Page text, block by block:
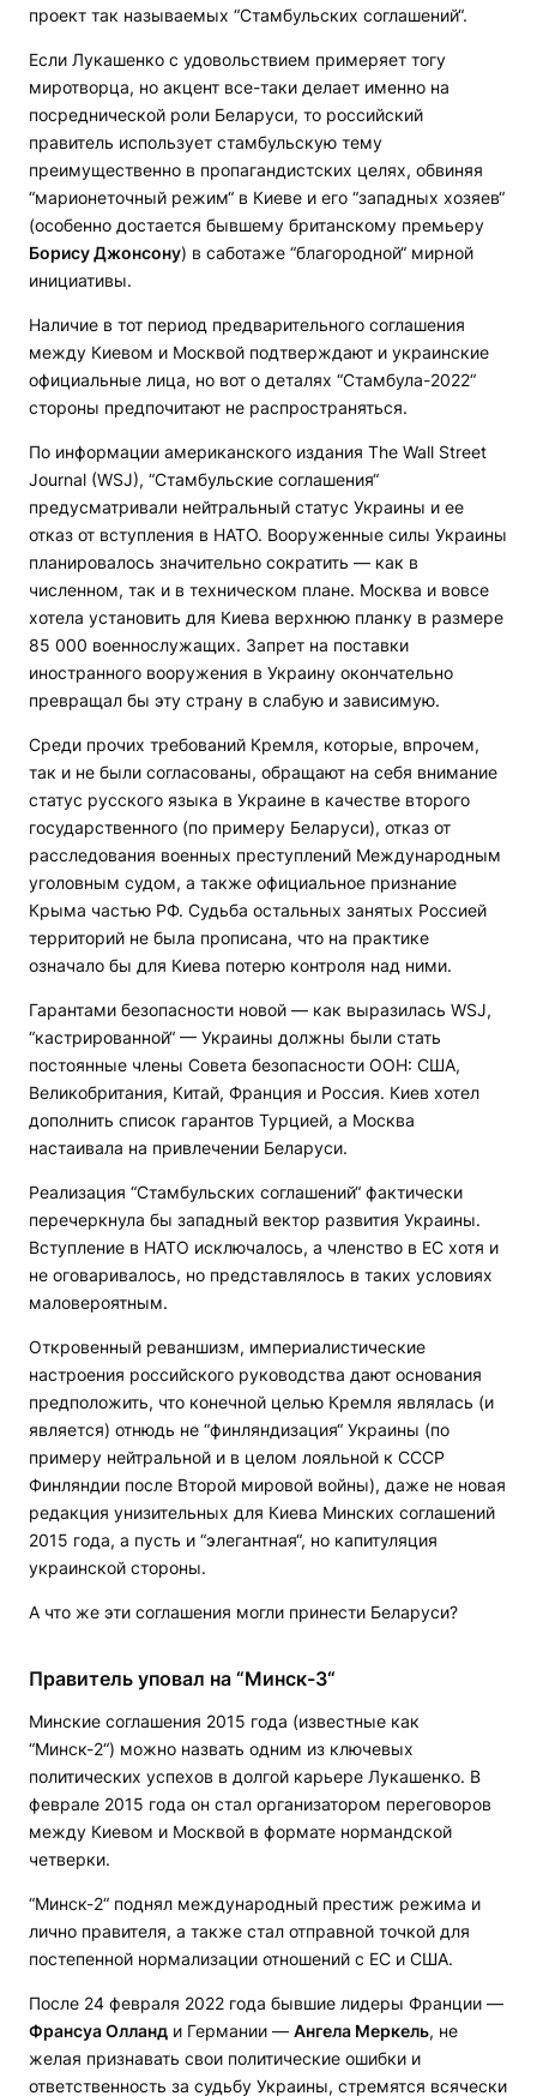
проект так называемых “Стамбульских соглашений“.
Если Лукашенко с удовольствием примеряет тогу
миротворца, но акцент все-таки делает именно на
посреднической роли Беларуси, то российский
правитель использует стамбульскую тему
преимущественно в пропагандистских целях, обвиняя
“марионеточный режим“ в Киеве и его “западных хозяев“
(особенно достается бывшему британскому премьеру
Борису Джонсону) в саботаже “благородной“ мирной
инициативы.
Наличие в тот период предварительного соглашения
между Киевом и Москвой подтверждают и украинские
официальные лица, но вот о деталях “Стамбула-2022“
стороны предпочитают не распространяться.
По информации американского издания The Wall Street
Journal (WSJ), “Стамбульские соглашения“
предусматривали нейтральный статус Украины и ее
отказ от вступления в НАТО. Вооруженные силы Украины
планировалось значительно сократить — как в
численном, так и в техническом плане. Москва и вовсе
хотела установить для Киева верхнюю планку в размере
85 000 военнослужащих. Запрет на поставки
иностранного вооружения в Украину окончательно
превращал бы эту страну в слабую и зависимую.
Среди прочих требований Кремля, которые, впрочем,
так и не были согласованы, обращают на себя внимание
статус русского языка в Украине в качестве второго
государственного (по примеру Беларуси), отказ от
расследования военных преступлений Международным
уголовным судом, а также официальное признание
Крыма частью РФ. Судьба остальных занятых Россией
территорий не была прописана, что на практике
означало бы для Киева потерю контроля над ними.
Гарантами безопасности новой — как выразилась WSJ,
“кастрированной“ — Украины должны были стать
постоянные члены Совета безопасности ООН: США,
Великобритания, Китай, Франция и Россия. Киев хотел
дополнить список гарантов Турцией, а Москва
настаивала на привлечении Беларуси.
Реализация “Стамбульских соглашений“ фактически
перечеркнула бы западный вектор развития Украины.
Вступление в НАТО исключалось, а членство в ЕС хотя и
не оговаривалось, но представлялось в таких условиях
маловероятным.
Откровенный реваншизм, империалистические
настроения российского руководства дают основания
предположить, что конечной целью Кремля являлась (и
является) отнюдь не “финляндизация“ Украины (по
примеру нейтральной и в целом лояльной к СССР
Финляндии после Второй мировой войны), даже не новая
редакция унизительных для Киева Минских соглашений
2015 года, а пусть и “элегантная“, но капитуляция
украинской стороны.
А что же эти соглашения могли принести Беларуси?
Правитель уповал на “Минск-3“
Минские соглашения 2015 года (известные как
“Минск-2“) можно назвать одним из ключевых
политических успехов в долгой карьере Лукашенко. В
феврале 2015 года он стал организатором переговоров
между Киевом и Москвой в формате нормандской
четверки.
“Минск-2“ поднял международный престиж режима и
лично правителя, а также стал отправной точкой для
постепенной нормализации отношений с ЕС и США.
После 24 февраля 2022 года бывшие лидеры Франции —
Франсуа Олланд и Германии — Ангела Меркель, не
желая признавать свои политические ошибки и
ответственность за судьбу Украины, стремятся всячески